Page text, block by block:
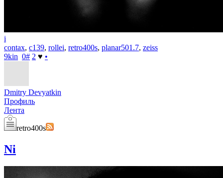
i
contax, c139, rollei, retro400s, planar501.7, zeiss
9kin 0# 2 ♥ •
Dmitry Devyatkin
Профиль
Лента
retro400s
Ni